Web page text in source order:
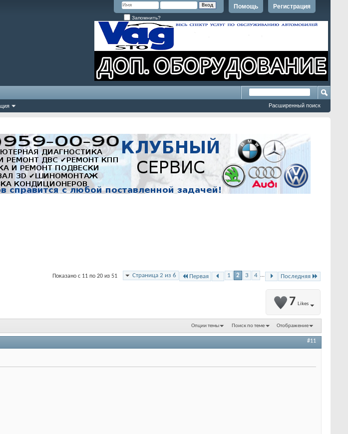
Регистрация
Помощь
Запомнить?
Расширенный поиск
Страница 2 из 6 Первая 1 2 3 4 ... Последняя
Показано с 11 по 20 из 51
7 Likes
Опции темы Поиск по теме Отображение
#11